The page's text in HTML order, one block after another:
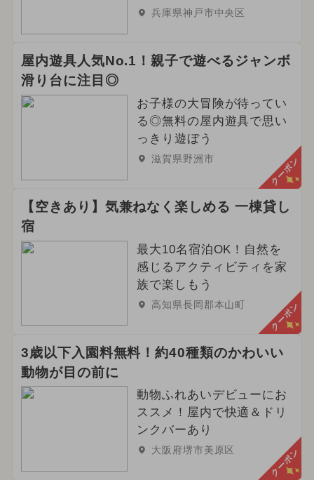
兵庫県神戸市中央区
屋内遊具人気No.1！親子で遊べるジャンボ
滑り台に注目◎
お子様の大冒険が待ってい
る◎無料の屋内遊具で思い
っきり遊ぼう
滋賀県野洲市 クーポン
【空きあり】気兼ねなく楽しめる 一棟貸し
宿
最大10名宿泊OK！自然を
感じるアクティビティを家
族で楽しもう
高知県長岡郡本山町 クーポン
3歳以下入園料無料！約40種類のかわいい
動物が目の前に
動物ふれあいデビューにお
ススメ！屋内で快適＆ドリ
ンクバーあり
大阪府堺市美原区 クーポン